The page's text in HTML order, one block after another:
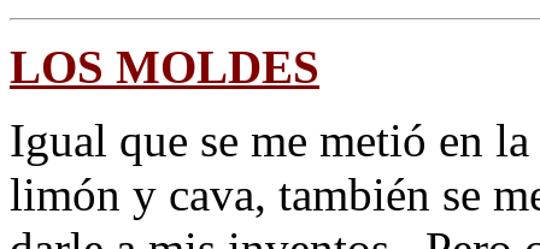
LOS MOLDES
Igual que se me metió en
limón y cava, también se